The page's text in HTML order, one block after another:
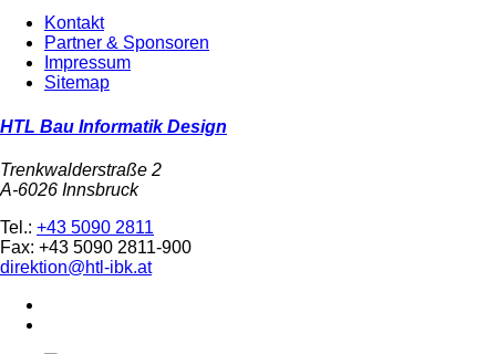
Kontakt
Partner & Sponsoren
Impressum
Sitemap
HTL Bau Informatik Design
Trenkwalderstraße 2
A-6026 Innsbruck
Tel.: +43 5090 2811
Fax: +43 5090 2811-900
direktion@htl-ibk.at